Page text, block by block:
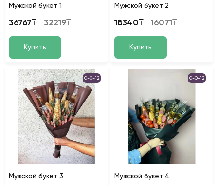
Мужской букет 1
36767₸ 32219₸
Купить
Мужской букет 2
18340₸ 16071₸
Купить
0-0-12
Мужской букет 3
0-0-12
Мужской букет 4